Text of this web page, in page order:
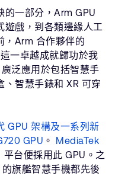
的一部分，Arm GPU
遊戲，到各類邊緣人工
，Arm 合作夥伴的
一卓越成就歸功於我
泛應用於包括智慧手
智慧手錶和 XR 可穿
GPU 架構及一系列新
GPU 。 MediaTek
平台便採用此 GPU。之
旗艦智慧手機都先後